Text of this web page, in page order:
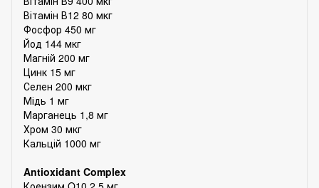
Вітамін В12 80 мкг
Фосфор 450 мг
Йод 144 мкг
Магній 200 мг
Цинк 15 мг
Селен 200 мкг
Мідь 1 мг
Марганець 1,8 мг
Хром 30 мкг
Кальцій 1000 мг
Antioxidant Complex